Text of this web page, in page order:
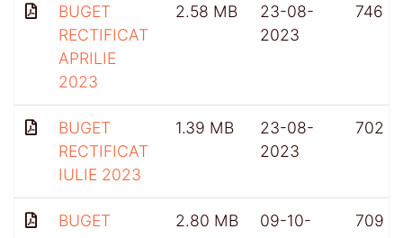
BUGET
RECTIFICAT
APRILIE
2023
2.58 MB
23-08-
2023
746
BUGET
RECTIFICAT
IULIE 2023
1.39 MB
23-08-
2023
702
BUGET
2.80 MB
09-10-
709